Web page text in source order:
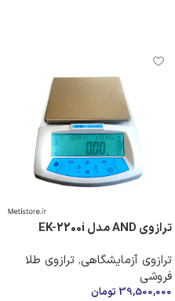
ترازوی AND مدل EK-2200i
ترازوی آزمایشگاهی, ترازوی طلا
فروشی
39,500,000 تومان